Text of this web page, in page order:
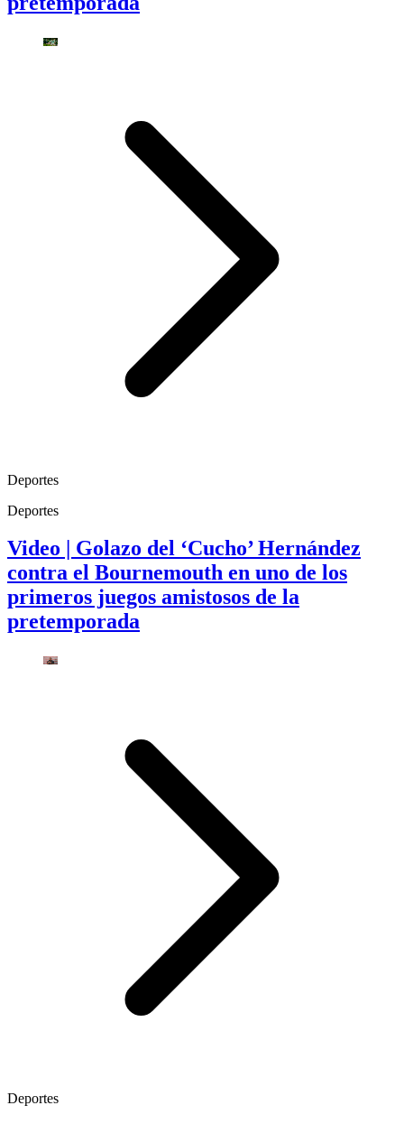
Deportes
Deportes
Video | Golazo del ‘Cucho’ Hernández
contra el Bournemouth en uno de los
primeros juegos amistosos de la
pretemporada
Deportes